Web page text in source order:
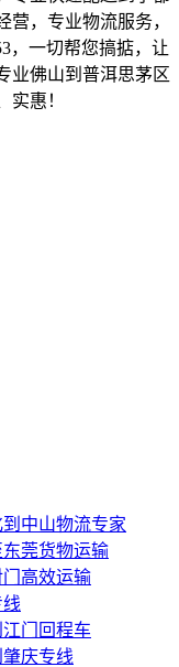
，专业物流服务，
，一切帮您搞掂，让
业佛山到普洱思茅区
实惠！
中山物流专家
莞货物运输
高效运输
门回程车
庆专线